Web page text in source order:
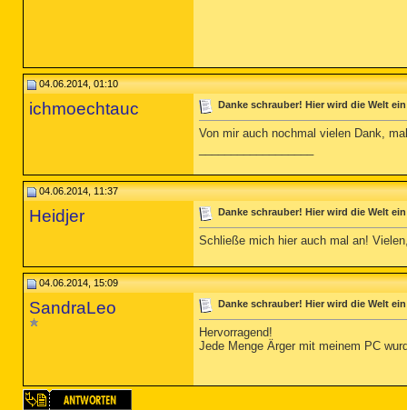
04.06.2014, 01:10
ichmoechtauc Danke schrauber! Hier wird die Welt
Von mir auch nochmal vielen Dank,
04.06.2014, 11:37
Heidjer Danke schrauber! Hier wird die Welt
Schließe mich hier auch mal an!
04.06.2014, 15:09
SandraLeo Danke schrauber! Hier wird die Welt
Hervorragend!
Jede Menge Ärger mit meinem PC